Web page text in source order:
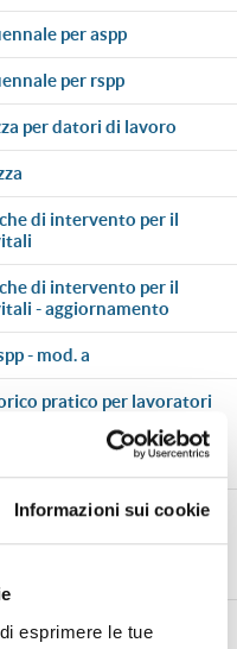
Informazioni sui cookie
esprimere le tue
per aspp
per rspp
per datori di lavoro
- aggiornamento
- mod. a
macchine agricole